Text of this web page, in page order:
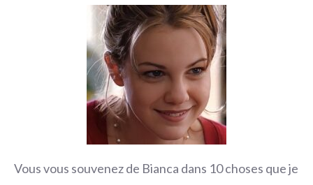
Vous vous souvenez de Bianca dans 10 choses que je